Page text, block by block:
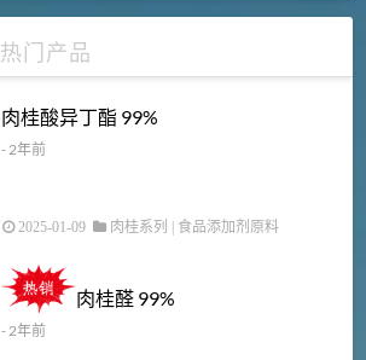
热门产品
肉桂酸异丁酯 99%
- 2年前
2025-01-09 肉桂系列 | 食品添加剂原料
肉桂醛 99%
- 2年前